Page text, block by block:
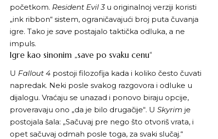
početkom. Resident Evil 3u originalnoj verziji koristi
„ink ribbon“ sistem, ograničavajući broj puta čuvanja
igre. Tako je save postajalo taktička odluka, a ne
impuls.
Igre kao sinonim „save po svaku cenu“
U Fallout 4 postoji filozofija kada i koliko često čuvati
napredak. Neki posle svakog razgovora i odluke u
dijalogu. Vraćaju se unazad i ponovo biraju opcije,
proveravaju ono „da je bilo drugačije“. U Skyrim je
postojala šala: „Sačuvaj pre nego što otvoriš vrata, i
opet sačuvaj odmah posle toga, za svaki slučaj.“